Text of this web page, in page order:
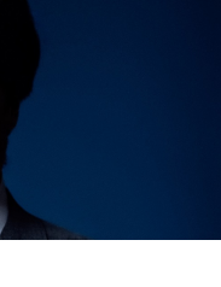
beat/
められた時に出る、
地で無意識に守ろう
います。冷静ではい
ているあなたの本性